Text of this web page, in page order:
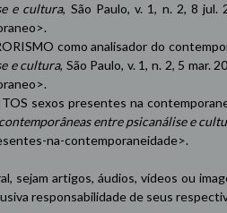
e cultura, São Paulo, v. 1, n. 2, 8 jul.
>.
como analisador do
e cultura, São Paulo, v. 1, n. 2, 5 mar.
>.
sexos presentes na
entre psicanálise e
na-contemporaneidade>.
sejam artigos, áudios, vídeos ou
responsabilidade de seus